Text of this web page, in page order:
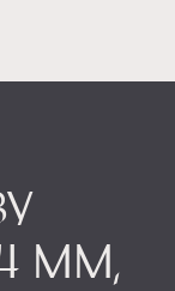
мм,